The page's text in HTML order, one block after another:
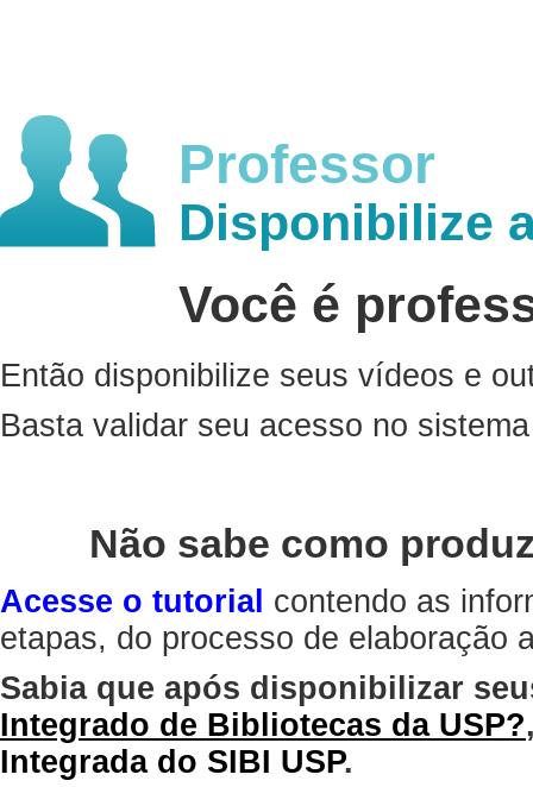
Professor
Disponibilize
Você é
Então disponibilize seus vídeos e
Basta validar seu acesso no
Não sabe como
Acesse o tutorial contendo as
etapas, do processo de elaboração
Sabia que após disponibilizar
Integrado de Bibliotecas da USP?
Integrada do SIBI USP.